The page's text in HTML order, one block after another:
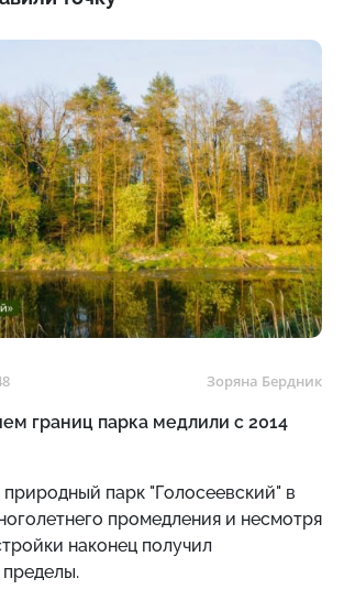
Зоряна Бердник
границ парка медлили с 2014
парк "Голосеевский" в
промедления и несмотря
наконец получил